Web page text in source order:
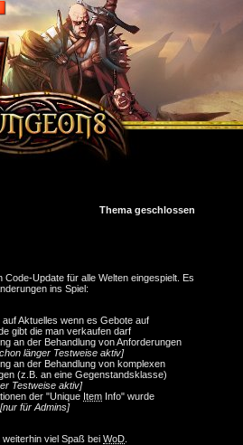
Thema geschlossen
Code-Update für alle Welten eingespielt. Es
ins Spiel:
auf Aktuelles wenn es Gebote auf
gibt die man verkaufen darf
an der Behandlung von Anforderungen
länger Testweise aktiv]
an der Behandlung von komplexen
(z.B. an eine Gegenstandsklasse)
Testweise aktiv]
der "Unique Item Info" wurde
[nur für Admins]
viel Spaß bei WoD